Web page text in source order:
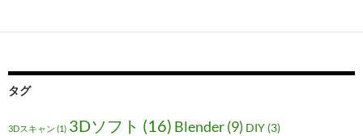
タグ
3Dスキャン (1) 3Dソフト (16) Blender(9) DIY (3)